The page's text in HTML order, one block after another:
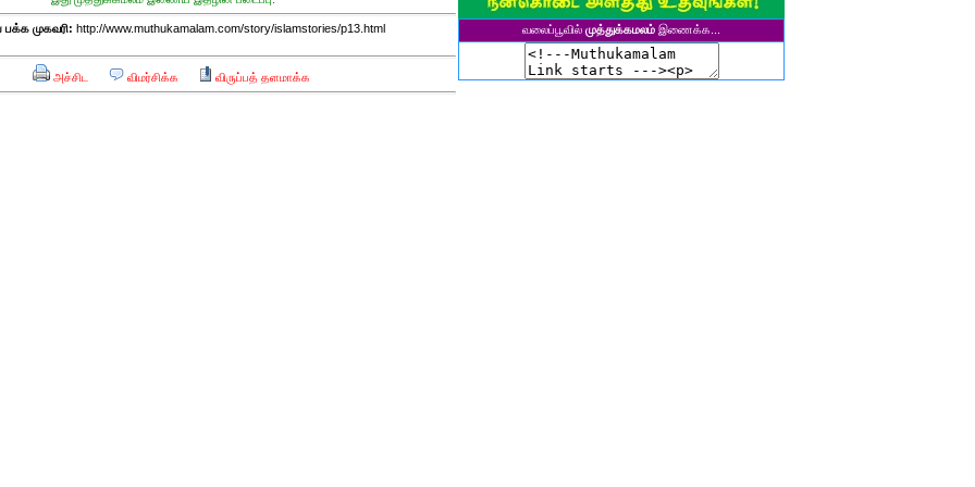
முகவரி: http://www.muthukamalam.com/story/islamstories/p13.html
அச்சிட விமர்சிக்க விருப்பத் தளமாக்க
சசிகலா தனசேகரன்
"இளவல்" ஹரிஹரன்
முனைவர். மு. பழனியப்பன்
வலைப்பூவில் முத்துக்கமலம் இணைக்க...